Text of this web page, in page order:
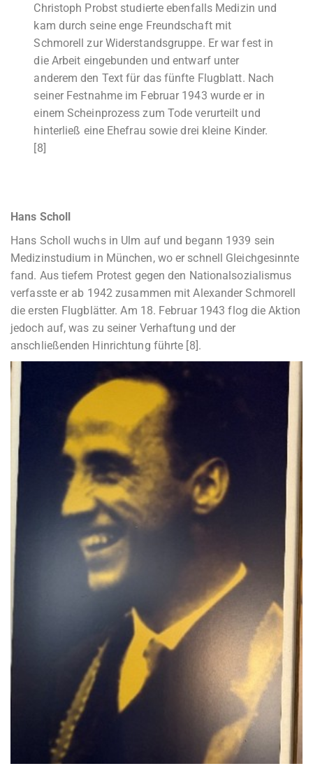
Christoph Probst studierte ebenfalls Medizin und
kam durch seine enge Freundschaft mit
Schmorell zur Widerstandsgruppe. Er war fest in
die Arbeit eingebunden und entwarf unter
anderem den Text für das fünfte Flugblatt. Nach
seiner Festnahme im Februar 1943 wurde er in
einem Scheinprozess zum Tode verurteilt und
hinterließ eine Ehefrau sowie drei kleine Kinder.
[8]
Hans Scholl
Hans Scholl wuchs in Ulm auf und begann 1939 sein
Medizinstudium in München, wo er schnell Gleichgesinnte
fand. Aus tiefem Protest gegen den Nationalsozialismus
verfasste er ab 1942 zusammen mit Alexander Schmorell
die ersten Flugblätter. Am 18. Februar 1943 flog die Aktion
jedoch auf, was zu seiner Verhaftung und der
anschließenden Hinrichtung führte [8].